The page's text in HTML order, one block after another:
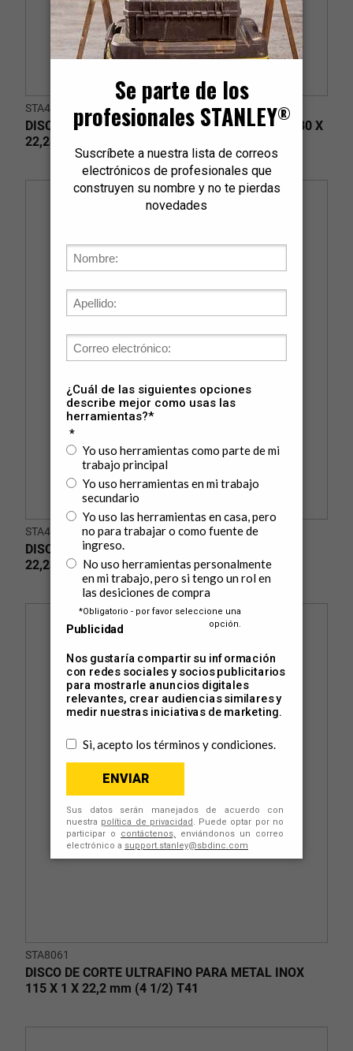
STA47702L
DISCO DIAMANTADO SEGMENTADO 7" X 7/8" (180 X
22,23mm)
STA47700L
DISCO DIAMANTADO TURBO 7" X 7/8" (180 X
22,23mm)
STA8061
DISCO DE CORTE ULTRAFINO PARA METAL INOX
115 X 1 X 22,2 mm (4 1/2) T41